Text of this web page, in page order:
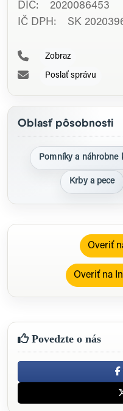
DIČ: 2020086453
IČ DPH: SK
Zobraz
Poslať správu
Oblasť pôsobnosti
Pomníky a náhrobne
Krby a pece
Overiť
Overiť na
Povedzte o nás